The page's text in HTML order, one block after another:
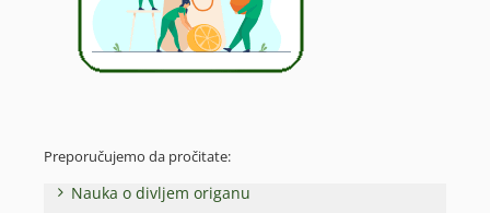
Preporučujemo da pročitate:
Nauka o divljem origanu